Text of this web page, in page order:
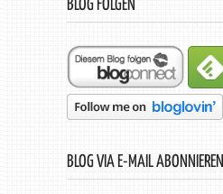
BLOG FOLGEN
BLOG VIA E-MAIL ABONNIEREN